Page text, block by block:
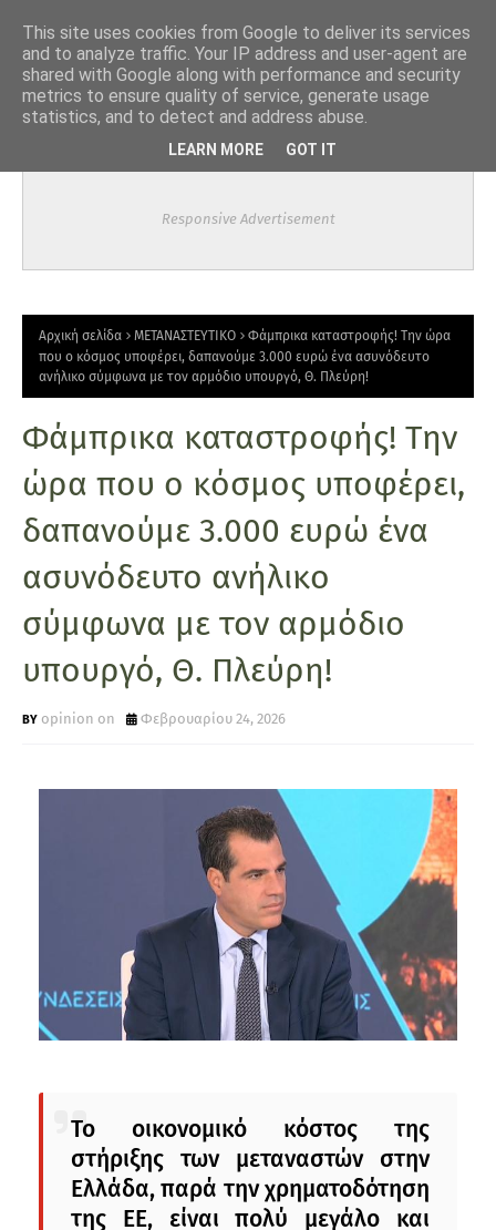
Responsive Advertisement
Αρχική σελίδα ΜΕΤΑΝΑΣΤΕΥΤΙΚΟ
Φάμπρικα καταστροφής! Την ώρα
που ο κόσμος υποφέρει, δαπανούμε 3.000 ευρώ ένα ασυνόδευτο
ανήλικο σύμφωνα με τον αρμόδιο υπουργό, Θ. Πλεύρη!
Φάμπρικα καταστροφής! Την
ώρα που ο κόσμος υποφέρει,
δαπανούμε 3.000 ευρώ ένα
ασυνόδευτο ανήλικο
σύμφωνα με τον αρμόδιο
υπουργό, Θ. Πλεύρη!
opinion on Φεβρουαρίου 24, 2026
Το οικονομικό κόστος της
στήριξης των μεταναστών στην
Ελλάδα, παρά την χρηματοδότηση
της ΕΕ, είναι πολύ μεγάλο και
This site uses cookies from Google to deliver its services
and to analyze traffic. Your IP address and user-agent are
shared with Google along with performance and security
metrics to ensure quality of service, generate usage
statistics, and to detect and address abuse.
LEARN MORE GOT IT